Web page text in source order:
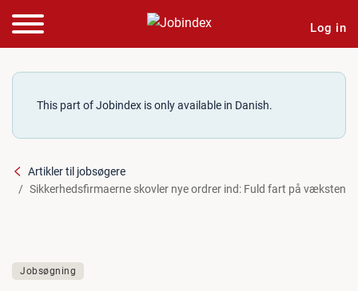
Log in
This part of Jobindex is only available in Danish.
Artikler til jobsøgere
Sikkerhedsfirmaerne skovler nye ordrer ind: Fuld fart på væksten
Jobsøgning